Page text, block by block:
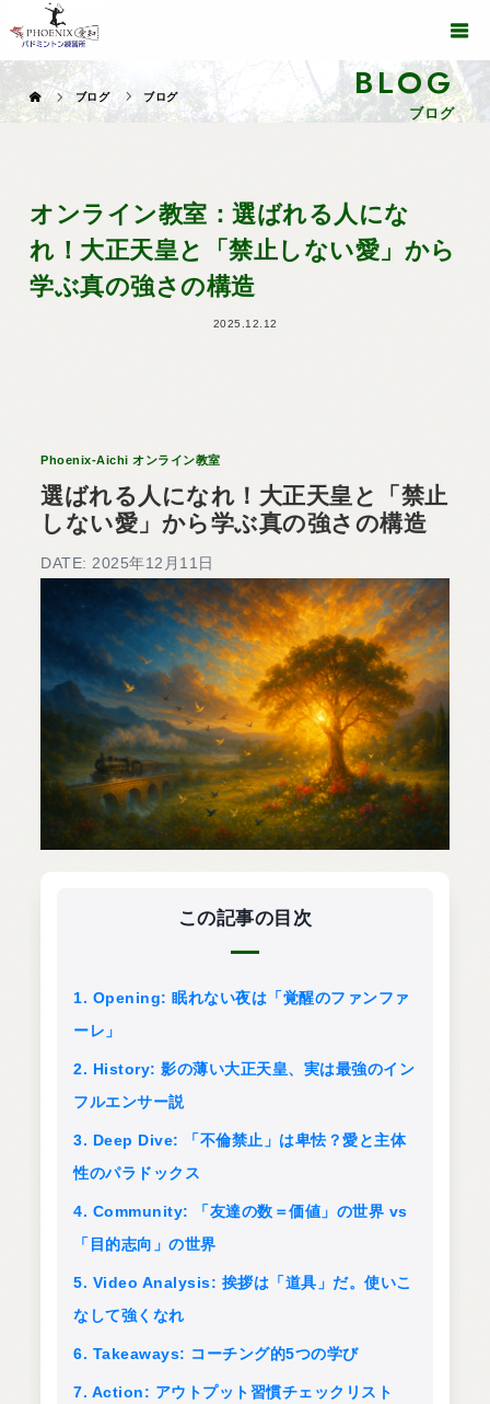
BLOG
ブログ
ブログ ブログ
オンライン教室：選ばれる人にな
れ！大正天皇と「禁止しない愛」から
学ぶ真の強さの構造
2025.12.12
Phoenix-Aichi オンライン教室
選ばれる人になれ！大正天皇と「禁止
しない愛」から学ぶ真の強さの構造
DATE: 2025年12月11日
この記事の目次
1. Opening: 眠れない夜は「覚醒のファンファ
ーレ」
2. History: 影の薄い大正天皇、実は最強のイン
フルエンサー説
3. Deep Dive: 「不倫禁止」は卑怯？愛と主体
性のパラドックス
4. Community: 「友達の数＝価値」の世界 vs
「目的志向」の世界
5. Video Analysis: 挨拶は「道具」だ。使いこ
なして強くなれ
6. Takeaways: コーチング的5つの学び
7. Action: アウトプット習慣チェックリスト